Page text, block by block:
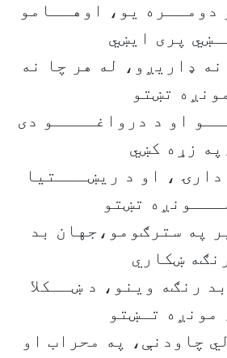
دومــره یو، اوهــامو
پری ایښي
ډاریږو، له هر چا نه
مونږه تښتو
او د درواغــــو دی
زړه کښي
، او د ریښـــتیا
تښتو
په سترګومو،جهان بد
رنګه ښکاري
رنګه وینو، د ښــکلا
مونږه تـښتو
چاودنې، په محراب او